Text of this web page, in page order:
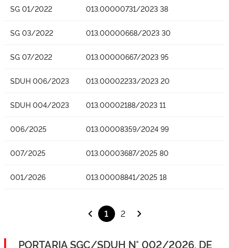
SG 01/2022 013.00000731/2023 38
SG 03/2022 013.00000668/2023 30
SG 07/2022 013.00000667/2023 95
SDUH 006/2023 013.00002233/2023 20
SDUH 004/2023 013.00002188/2023 11
006/2025 013.00008359/2024 99
007/2025 013.00003687/2025 80
001/2026 013.00008841/2025 18
1 2
PORTARIA SGC/SDUH N° 002/2026, DE